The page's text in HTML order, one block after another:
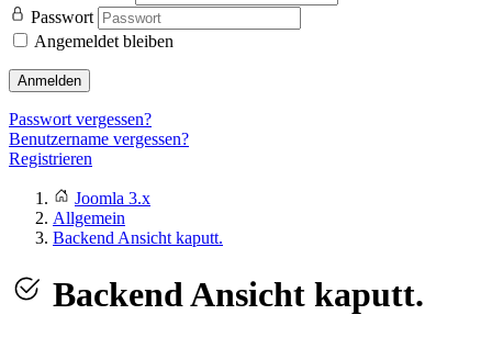
Passwort
Angemeldet bleiben
Anmelden
Passwort vergessen?
Benutzername vergessen?
Registrieren
Joomla 3.x
Allgemein
Backend Ansicht kaputt.
Backend Ansicht kaputt.